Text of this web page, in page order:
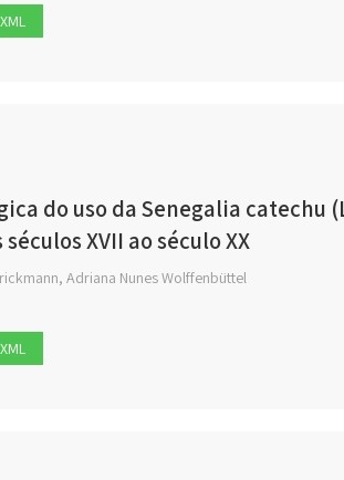
XML
do uso da Senegalia catechu
XVII ao século XX
Adriana Nunes Wolffenbüttel
XML